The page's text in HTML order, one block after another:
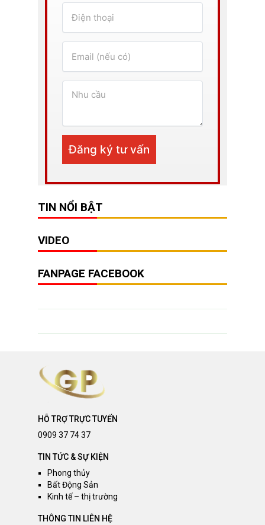
TIN NỔI BẬT
VIDEO
FANPAGE FACEBOOK
HỖ TRỢ TRỰC TUYẾN
0909 37 74 37
TIN TỨC & SỰ KIỆN
Phong thủy
Bất Động Sản
Kinh tế – thị trường
THÔNG TIN LIÊN HỆ